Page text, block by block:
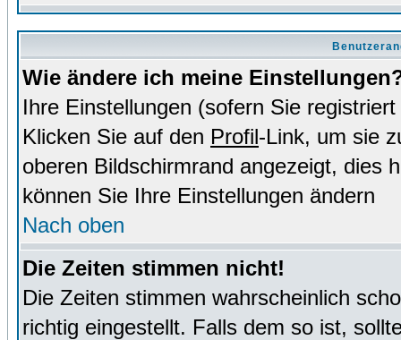
Wie ändere ich meine
Ihre Einstellungen (sofern Sie
Klicken Sie auf den Profil-Link, um sie
oberen Bildschirmrand angezeigt, dies
können Sie Ihre Einstellungen ändern
Nach oben
Die Zeiten stimmen nicht!
Die Zeiten stimmen wahrscheinlich
richtig eingestellt. Falls dem so ist,